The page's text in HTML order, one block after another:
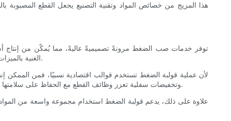
هذا المزيج من خصائص المواد وتقنية التصنيع يجعل القطع المصبوبة
توفر خدمات صب الضغط مرونةً تصميميةً عاليةً، مما يُمكّن من إنتاج
الغنية بالميزات دون المساس بالأداء الهيكلي. تفتح هذه الإمكانية آفاقًا واسعةً للابتكار والتخصيص، مما يُمكّن المصنّعين من تلبية المتطلبات الوظيفية والجمالية الفريدة.
لأن عملية قولبة الضغط تستخدم قوالب اقتصادية نسبيًا، فمن
وتخفيضات سفلية تعزز وظائف القطع مع الحفاظ على سلامتها العامة. تُعد إمكانيات التصميم هذه مفيدة بشكل خاص في السلع الاستهلاكية، والإلكترونيات، والأجهزة الطبية، حيث يجب أن يتناغم الشكل والوظيفة معًا.
علاوة على ذلك، يدعم قولبة الضغط استخدام مجموعة واسعة من المواد،